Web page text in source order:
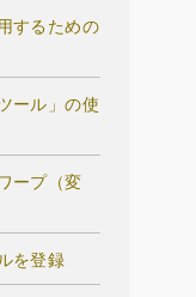
するための
ール」の使
ープ（変
を登録